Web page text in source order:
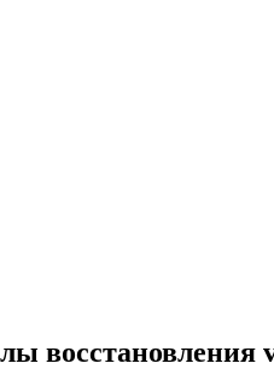
восстановления